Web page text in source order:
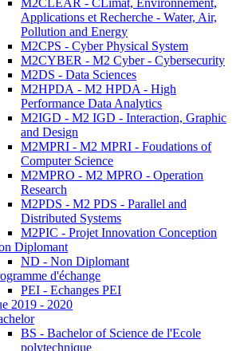
M2CLEAR - CLimat, Environnement,
Applications et Recherche - Water, Air,
Pollution and Energy
M2CPS - Cyber Physical System
M2CYBER - M2 Cyber - Cybersecurity
M2DS - Data Sciences
M2HPDA - M2 HPDA - High
Performance Data Analytics
M2IGD - M2 IGD - Interaction, Graphic
and Design
M2MPRI - M2 MPRI - Foudations of
Computer Science
M2MPRO - M2 MPRO - Operation
Research
M2PDS - M2 PDS - Parallel and
Distributed Systems
M2PIC - Projet Innovation Conception
Diplomant
ND - Non Diplomant
d'échange
PEI - Echanges PEI
2019 - 2020
BS - Bachelor of Science de l'Ecole
polytechnique